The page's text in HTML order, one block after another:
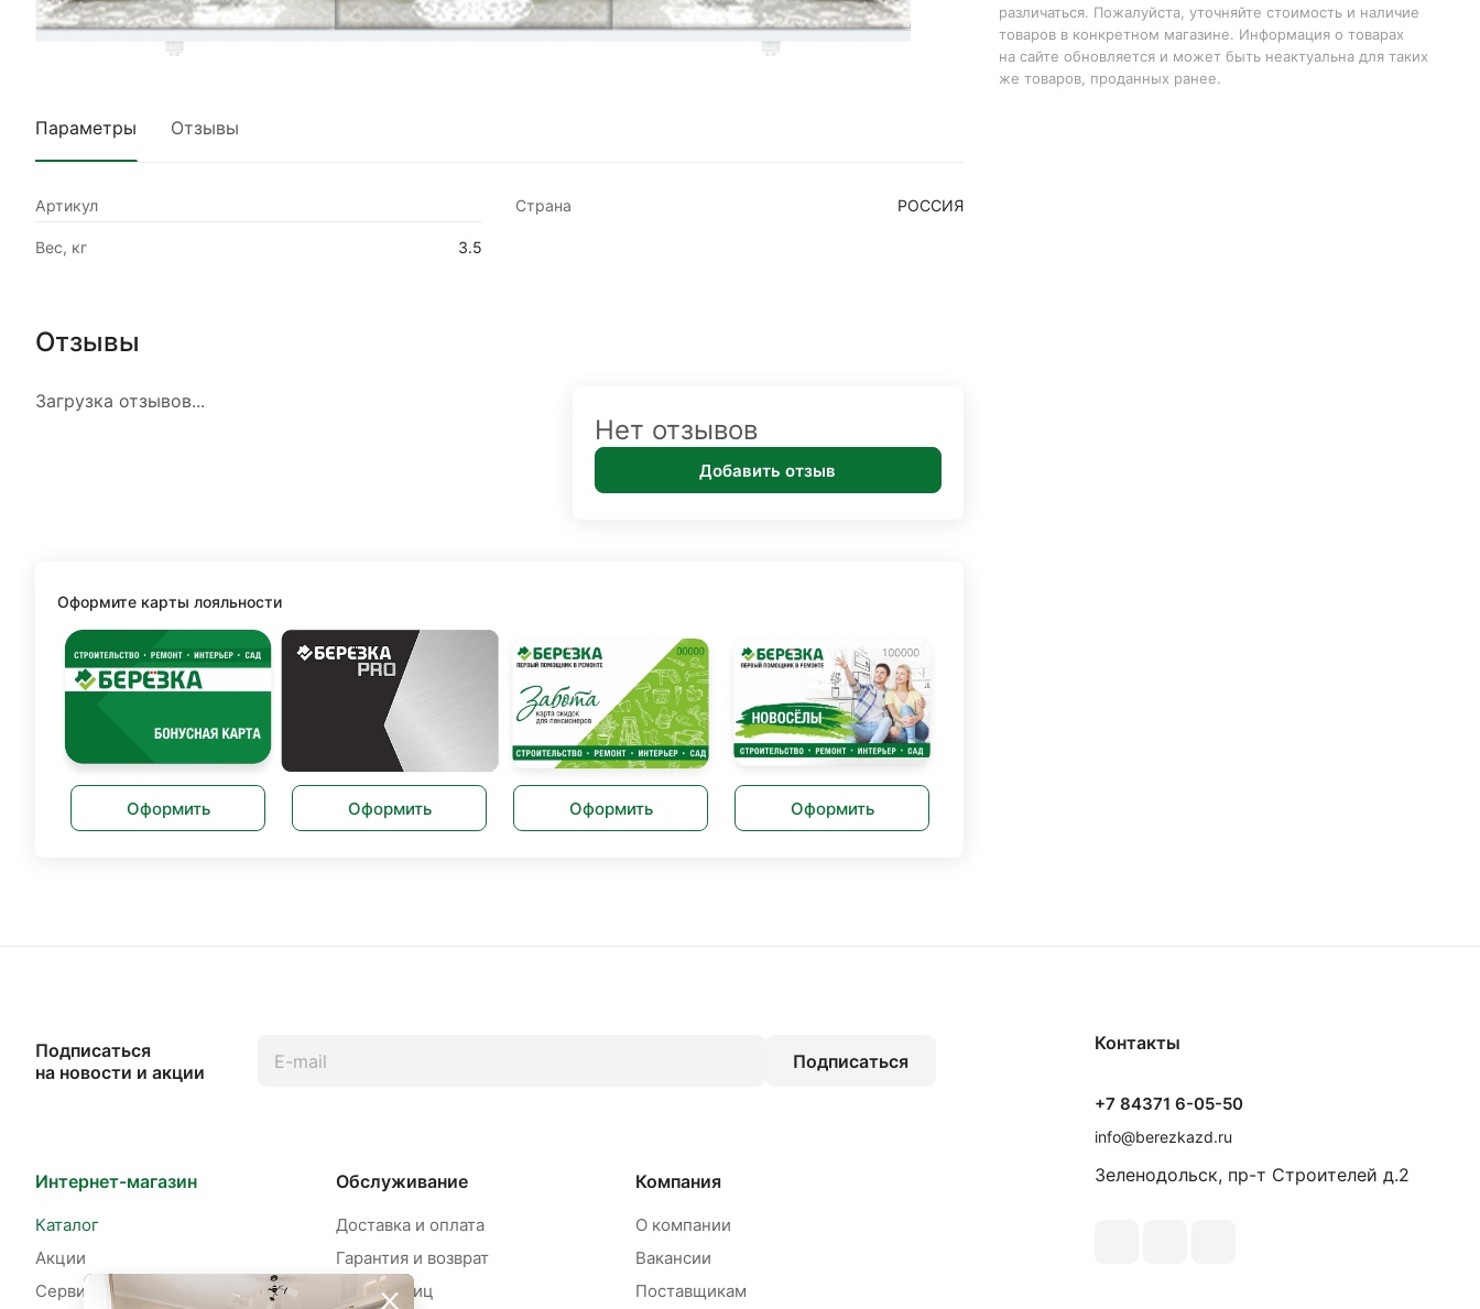
Параметры Отзывы
Артикул Страна РОССИЯ
Вес, кг 3.5
Отзывы
Загрузка отзывов...
Нет отзывов
Добавить отзыв
Оформите карты лояльности
Оформить Оформить Оформить Оформить
различаться. Пожалуйста, уточняйте стоимость и наличие
товаров в конкретном магазине. Информация о товарах
на сайте обновляется и может быть неактуальна для таких
же товаров, проданных ранее.
Подписаться
на новости и акции
Подписаться
Интернет-магазин
Каталог
Акции
Сервисы
Обслуживание
Доставка и оплата
Гарантия и возврат
Для юр. лиц
Компания
О компании
Вакансии
Поставщикам
Контакты
+7 84371 6-05-50
info@berezkazd.ru
Зеленодольск, пр-т Строителей д.2